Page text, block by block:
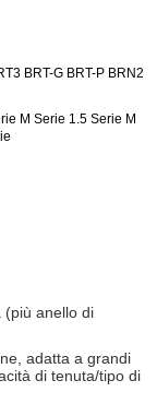
BRT-G BRT-P BRN2
M Serie 1.5 Serie M
(più anello di
adatta a grandi
di tenuta/tipo di